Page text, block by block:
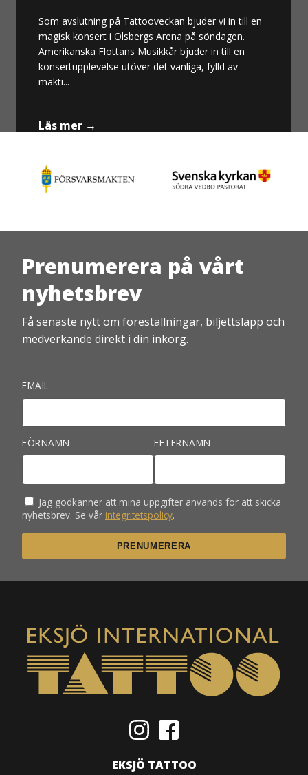
Som avslutning på Tattooveckan bjuder vi in till en
magisk konsert i Olsbergs Arena på söndagen.
Amerikanska Flottans Musikkår bjuder in till en
konsertupplevelse utöver det vanliga, fylld av
mäkti...
Läs mer →
Prenumerera på vårt
nyhetsbrev
Få senaste nytt om föreställningar, biljettsläpp och
medverkande direkt i din inkorg.
EMAIL
FÖRNAMN EFTERNAMN
Jag godkänner att mina uppgifter används för att skicka
nyhetsbrev. Se vår integritetspolicy.
EKSJÖ TATTOO